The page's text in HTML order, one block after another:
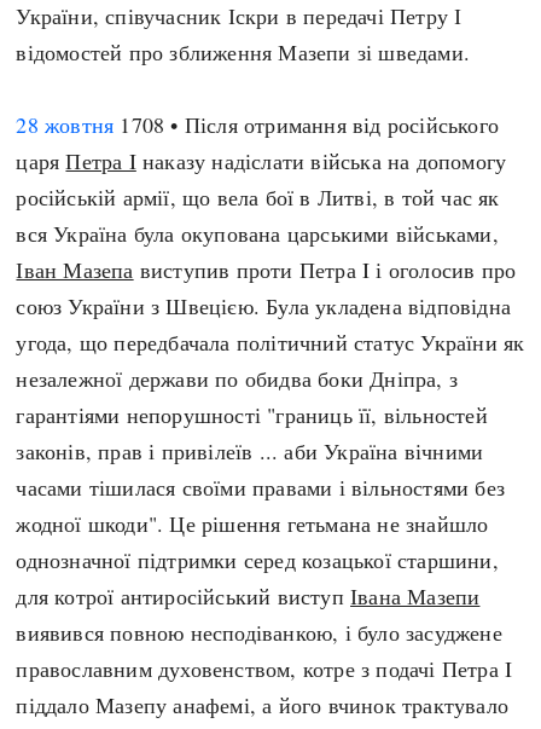
України, співучасник Іскри в передачі Петру І
відомостей про зближення Мазепи зі шведами.
28 жовтня 1708 • Після отримання від російського
царяПетра Iнаказу надіслати війська на допомогу
російській армії, що вела бої в Литві, в той час як
вся Україна була окупована царськими військами,
Іван Мазепа виступив проти Петра I і оголосив про
союз України з Швецією. Була укладена відповідна
угода, що передбачала політичний статус України як
незалежної держави по обидва боки Дніпра, з
гарантіями непорушності "границь її, вільностей
законів, прав і привілеїв ... аби Україна вічними
часами тішилася своїми правами і вільностями без
жодної шкоди". Це рішення гетьмана не знайшло
однозначної підтримки серед козацької старшини,
для котрої антиросійський виступІвана Мазепи
виявився повною несподіванкою, і було засуджене
православним духовенством, котре з подачі Петра I
піддало Мазепу анафемі, а його вчинок трактувало